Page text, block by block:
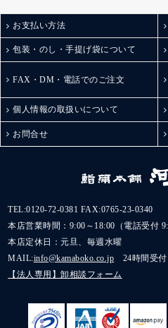
お支払い方法
包装・のし・手提げ袋について
FAX・DM・電話でのご注文
個人情報の取扱いについて
お問合せ
TEL:0120-72-0381 FAX:0765-23-0340
本店営業時間：9:00～18:00（電話受付
本店定休日：元旦、毎週水曜
MAIL:info@kamaboko.co.jp 24時間受付
【法人専用】卸相談フォーム